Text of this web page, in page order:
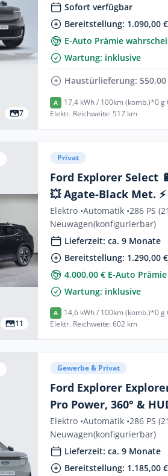
7
Sofort verfügbar
Bereitstellung: 1.090,00 €
E-Auto Prämie
Wartung: inklusive
Haustürlieferung: 550,00
A 17,4 kWh / 100km (komb.)*0 g
Elektr. Reichweite: 517 km
11
Privat
Ford Explorer Select 🔋 BEV
💥 Agate-Black Met. ⚡ Komfort-Paket
💥
Elektro •Automatik •286 PS
Neuwagen(konfigurierbar)
Lieferzeit: ca. 9 Monate
Bereitstellung: 1.290,00 €
4.000,00 € E-Auto
Wartung: inklusive
A 14,6 kWh / 100km (komb.)*0 g
Elektr. Reichweite: 602 km
Gewerbe & Privat
Ford Explorer
Pro Power, 360° &
Elektro •Automatik •286 PS
Neuwagen(konfigurierbar)
Lieferzeit: ca. 9 Monate
Bereitstellung: 1.185,00 €